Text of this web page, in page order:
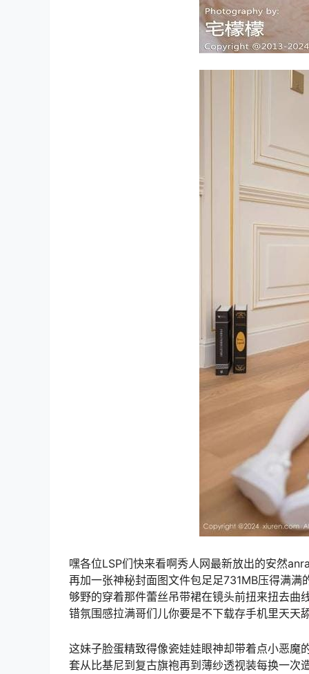
嘿各位LSP们快来看啊秀人网最新放出的安然
再加一张神秘封面图文件包足足731MB压得满
够野的穿着那件蕾丝吊带裙在镜头前扭来扭去曲
错氛围感拉满哥们儿你要是不下载存手机里天天
这妹子脸蛋精致得像瓷娃娃眼神却带着点小恶
套从比基尼到复古旗袍再到薄纱透视装每换一次